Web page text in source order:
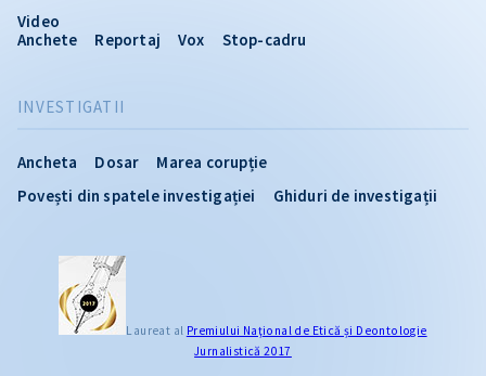
INVESTIGATII
Ancheta Dosar
Marea corupție
Povești din spatele investigației
Ghiduri de investigații
Video
Anchete
Reportaj Vox Stop-cadru
Laureat al Premiului Naţional de Etică și Deontologie
Jurnalistică 2017